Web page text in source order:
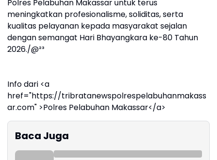
Polres Pelabuhan Makassar untuk terus
meningkatkan profesionalisme, soliditas, serta
kualitas pelayanan kepada masyarakat sejalan
dengan semangat Hari Bhayangkara ke-80 Tahun
2026./@²³
Info dari <a
href="https://tribratanewspolrespelabuhanmakass
ar.com" >Polres Pelabuhan Makassar</a>
Baca Juga